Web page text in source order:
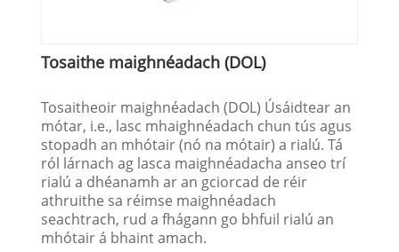
Tosaithe maighnéadach (DOL)
Tosaitheoir maighnéadach (DOL) Úsáidtear an
mótar, i.e., lasc mhaighnéadach chun tús agus
stopadh an mhótair (nó na mótair) a rialú. Tá
ról lárnach ag lasca maighnéadacha anseo trí
rialú a dhéanamh ar an gciorcad de réir
athruithe sa réimse maighnéadach
seachtrach, rud a fhágann go bhfuil rialú an
mhótair á bhaint amach.